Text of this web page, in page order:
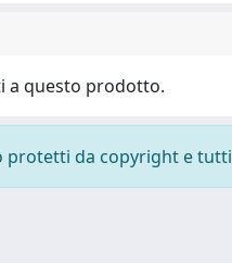
a questo prodotto.
protetti da copyright e